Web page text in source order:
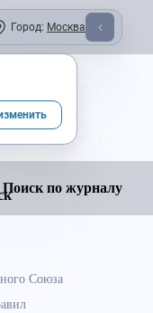
Город: Москва
Поиск по журналу
Союза